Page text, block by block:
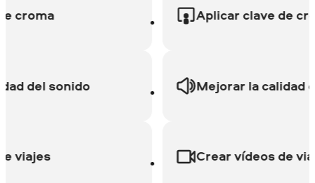
sonido
Aplicar clave de croma
Mejorar la calidad del
Crear vídeos de viajes